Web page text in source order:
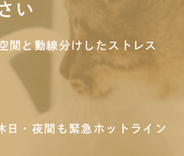
い
間と動線分けしたストレス
日・夜間も緊急ホットライン